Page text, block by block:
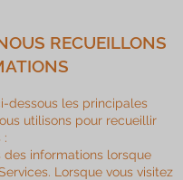
RECUEILLONS
dessous les principales
utilisons pour recueillir
:
des informations lorsque
Lorsque vous visitez